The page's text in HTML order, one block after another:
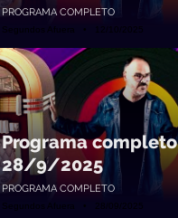
PROGRAMA COMPLETO
Segundos Afuera • 12/10/2025
Programa
28/9/2025
PROGRAMA COMPLETO
Segundos Afuera • 28/09/2025